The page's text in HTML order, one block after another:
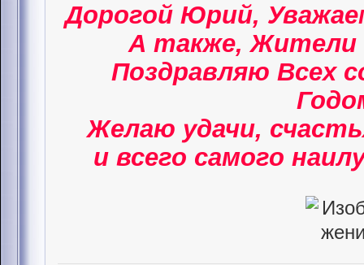
Дорогой Юрий,
А также, Жители
Поздравляю Всех
Желаю удачи,
и всего самого